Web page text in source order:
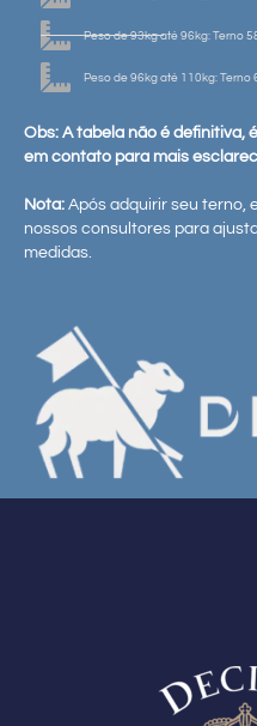
Peso de 93kg até 96kg: Terno
Peso de 96kg até 110kg: Terno
Obs: A tabela não é definitiva,
em contato para mais
Nota: Após adquirir seu terno,
nossos consultores para
medidas.